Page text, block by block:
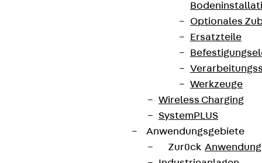
Optionales
Ersatzteile
Werkzeuge
Wireless Charging
SystemPLUS
Anwendungsgebiete
Zurück